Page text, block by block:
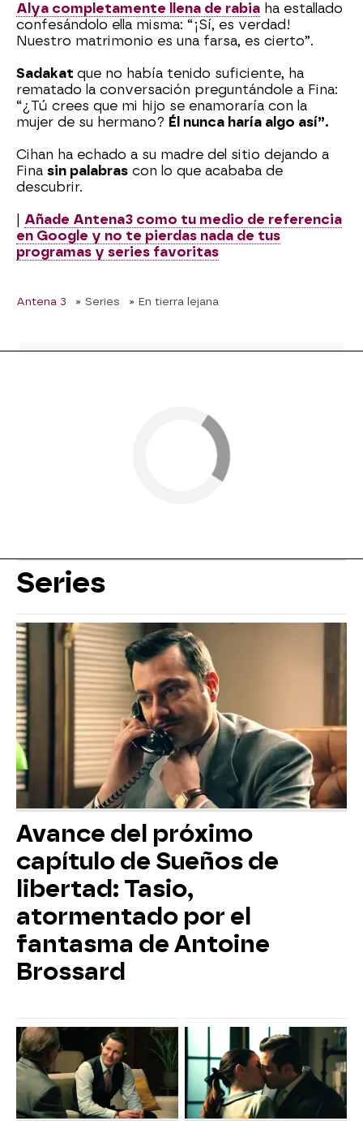
Alya completamente llena de rabia ha estallado
confesándolo ella misma: “¡Sí, es verdad!
Nuestro matrimonio es una farsa, es cierto”.
Sadakat que no había tenido suficiente, ha
rematado la conversación preguntándole a Fina:
“¿Tú crees que mi hijo se enamoraría con la
mujer de su hermano? Él nunca haría algo así”.
Cihan ha echado a su madre del sitio dejando a
Fina sin palabras con lo que acababa de
descubrir.
Añade Antena3 como tu medio de referencia
en Google y no te pierdas nada de tus
programas y series favoritas
Antena 3 » Series » En tierra lejana
Series
Avance del próximo
capítulo de Sueños de
libertad: Tasio,
atormentado por el
fantasma de Antoine
Brossard